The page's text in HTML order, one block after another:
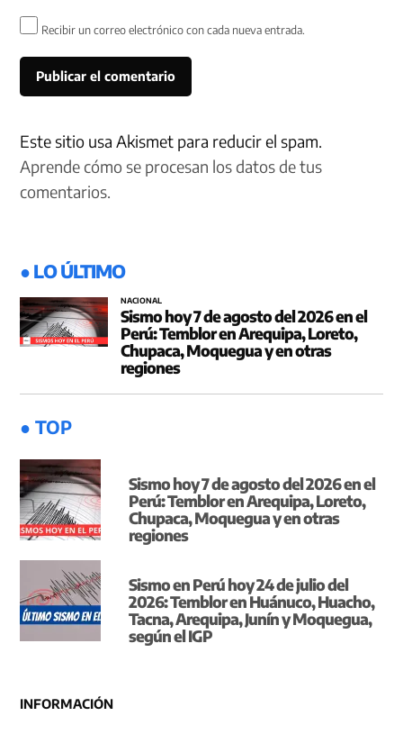
Recibir un correo electrónico con cada nueva entrada.
Este sitio usa Akismet para reducir el spam.
Aprende cómo se procesan los datos de tus
comentarios.
● LO ÚLTIMO
NACIONAL
Sismo hoy 7 de agosto del 2026 en el
Perú: Temblor en Arequipa, Loreto,
Chupaca, Moquegua y en otras
regiones
● TOP
Sismo hoy 7 de agosto del 2026 en el
Perú: Temblor en Arequipa, Loreto,
Chupaca, Moquegua y en otras
regiones
Sismo en Perú hoy 24 de julio del
2026: Temblor en Huánuco, Huacho,
Tacna, Arequipa, Junín y Moquegua,
según el IGP
INFORMACIÓN